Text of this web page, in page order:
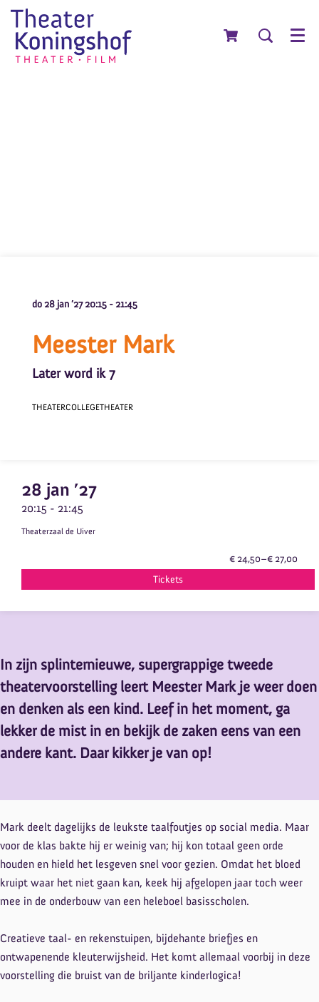
Menu
Meester Mark
Later word ik 7
do 28 jan ’2720:15 - 21:45
THEATERCOLLEGETHEATER
28 jan ’27
20:15 - 21:45
Theaterzaal de Uiver
€ 24,50–€ 27,00
Tickets
In zijn splinternieuwe, supergrappige tweede
theatervoorstelling leert Meester Mark je weer doen
en denken als een kind. Leef in het moment, ga
lekker de mist in en bekijk de zaken eens van een
andere kant. Daar kikker je van op!
Mark deelt dagelijks de leukste taalfoutjes op social media. Maar
voor de klas bakte hij er weinig van; hij kon totaal geen orde
houden en hield het lesgeven snel voor gezien. Omdat het bloed
kruipt waar het niet gaan kan, keek hij afgelopen jaar toch weer
mee in de onderbouw van een heleboel basisscholen.
Creatieve taal- en rekenstuipen, bijdehante briefjes en
ontwapenende kleuterwijsheid. Het komt allemaal voorbij in deze
voorstelling die bruist van de briljante kinderlogica!